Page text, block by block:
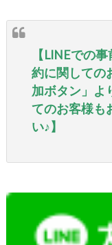
【LINEでの
約に関しての
加ボタン」よ
てのお客様も
い♪】